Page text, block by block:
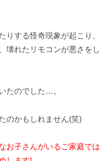
りする怪奇現象が起こり、
壊れたリモコンが悪さをし
たのでした…。
のかもしれません(笑)
お子さんがいるご家庭では